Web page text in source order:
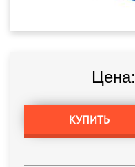
Цена:
КУПИТЬ